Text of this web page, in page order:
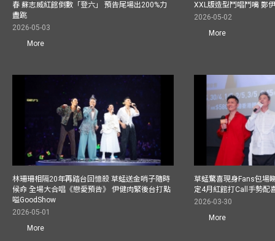
春 蘇志威紅館倒數「登六」 預告尾場出200%力
盡跳
2026-05-03
More
XXL版造型鬥唱鬥嘴 鄭
2026-05-02
More
林珊珊相隔20年再踏台回憶殺 草蜢送金哨子隨時
候命 全場大合唱《戀愛預告》 伊健肉緊後台打點
嗌GoodShow
2026-05-01
More
草蜢驚喜現身Fans包場
定4月紅館打Call手勢配
2026-03-30
More